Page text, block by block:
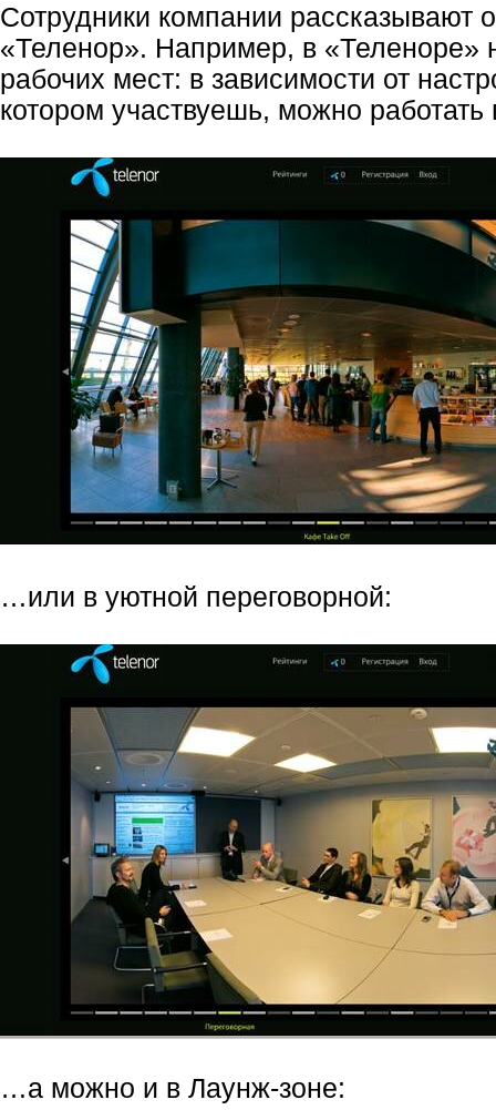
Сотрудники компании рассказывают
«Теленор». Например, в «Теленоре»
рабочих мест: в зависимости от
котором участвуешь, можно
…или в уютной переговорной:
…а можно и в Лаунж-зоне: